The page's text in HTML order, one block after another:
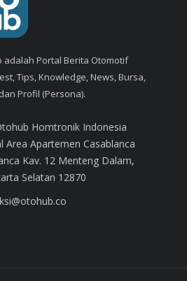
adalah Portal Berita Otomotif
Tips, Knowledge, News, Bursa,
Profil (Persona).
Homtronik Indonesia
Area Apartemen Casablanca
Kav. 12 Menteng Dalam,
Selatan 12870